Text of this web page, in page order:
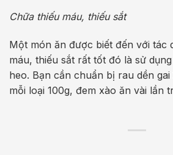
Chữa thiếu máu, thiếu sắt
Một món ăn được biết đến với tác
máu, thiếu sắt rất tốt đó là sử
heo. Bạn cần chuẩn bị rau dền
mỗi loại 100g, đem xào ăn vài lần